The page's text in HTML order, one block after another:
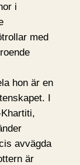
i
med
hon är en
I
avvägda
är